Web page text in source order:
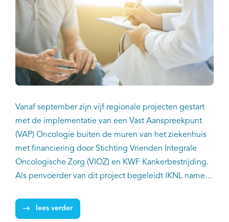
Dure geneesmiddelen
Itemsets
Nieuws
Projecten
Trials
Webshop
EN
Vanaf september zijn vijf regionale projecten gestart
met de implementatie van een Vast Aanspreekpunt
(VAP) Oncologie buiten de muren van het ziekenhuis
met financiering door Stichting Vrienden Integrale
Oncologische Zorg (VIOZ) en KWF Kankerbestrijding.
Als penvoerder van dit project begeleidt IKNL namens
geselecteerde projecten en ondersteunt hen bij de
implementatie op landelijk niveau.
lees verder